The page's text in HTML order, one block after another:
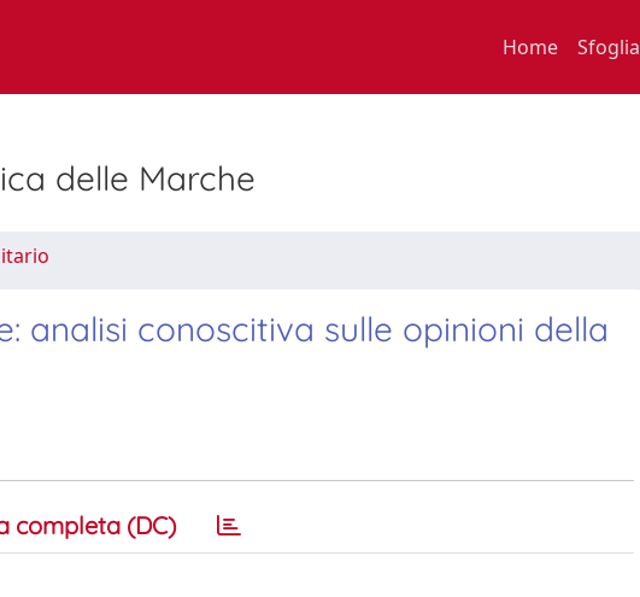
Home Sfoglia
delle Marche
analisi conoscitiva sulle opinioni della
completa (DC)